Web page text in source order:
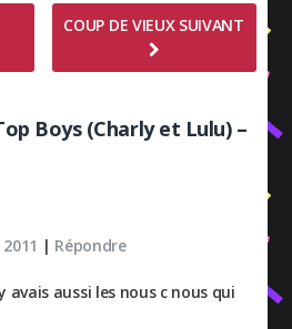
COUP DE VIEUX SUIVANT
Boys (Charly et Lulu) –
| Répondre
avais aussi les nous c nous qui